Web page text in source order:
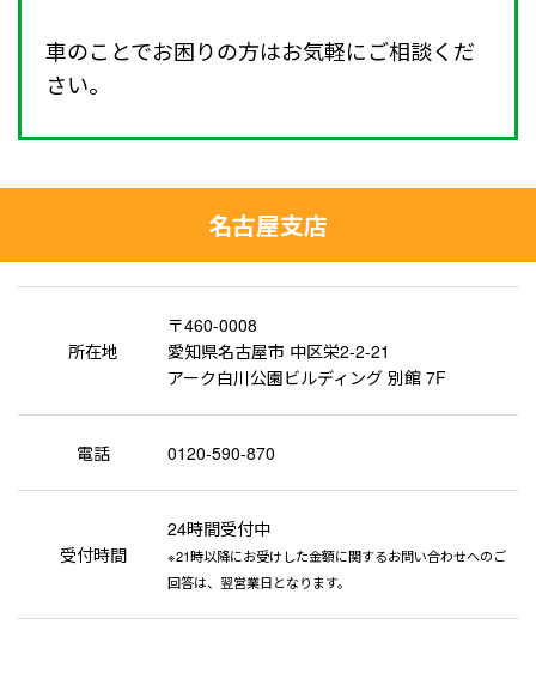
車のことでお困りの方はお気軽にご相談くだ
さい。
名古屋支店
所在地
〒460-0008
愛知県名古屋市 中区栄2-2-21
アーク白川公園ビルディング 別館 7F
電話 0120-590-870
受付時間
24時間受付中
※21時以降にお受けした金額に関するお問い合わせへのご
回答は、翌営業日となります。